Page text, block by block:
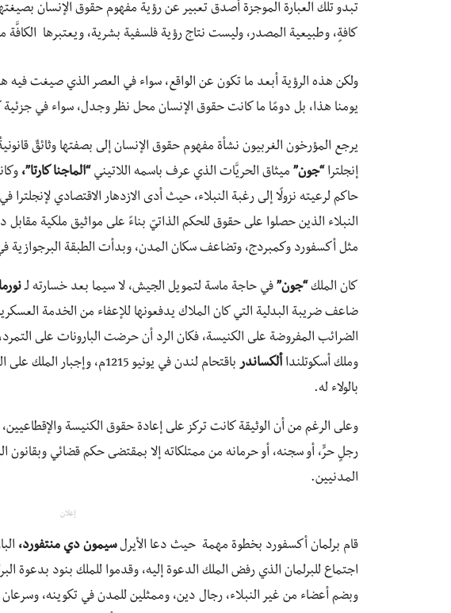
تبدو تلك العبارة الموجزة أصدق تعبير عن رؤية مفهوم حقوق الإنسان
كافةٍ، وطبيعية المصدر، وليست نتاج رؤية فلسفية بشرية، ويعتبرها الكافَّة
ولكن هذه الرؤية أبعد ما تكون عن الواقع، سواء في العصر الذي صيغت فيه
يومنا هذا، بل دومًا ما كانت حقوق الإنسان محل نظر وجدل، سواء في جزئية
إنجلترا “جون” ميثاق الحريَّات الذي عرف باسمه اللاتيني “الماجنا كارتا”،
حاكم لرعيته نزولًا إلى رغبة النبلاء، حيث أدى الازدهار الاقتصادي لإنجلترا
النبلاء الذين حصلوا على حقوق للحكم الذاتيّ بناءً على مواثيق ملكية
مثل أكسفورد وكمبردج، وتضاعف سكان المدن، وبدأت الطبقة البرجوازية
كان الملك “جون” في حاجة ماسة لتمويل الجيش، لا سيما بعد خسارته لـ
ضاعف ضريبة البدلية التي كان الملاك يدفعونها للإعفاء من الخدمة
الضرائب المفروضة على الكنيسة، فكان الرد أن حرضت البارونات على
وملك أسكوتلندا ألكساندر
باقتحام لندن في يونيو 1215م،
بالولاء له.
وعلى الرغم من أن الوثيقة كانت تركز على إعادة حقوق الكنيسة
رجلٍ حرٍّ، أو سجنه، أو حرمانه من ممتلكاته إلا بمقتضى حكم قضائي وبقانون
المدنيين.
إعلان
قام برلمان أكسفورد بخطوة مهمة حيث دعا الأيرلسيمون دي منتفورد،
اجتماع للبرلمان الذي رفض الملك الدعوة إليه، وقدموا للملك بنود بدعوة
وبضم أعضاء من غير النبلاء، رجال دين، وممثلين للمدن في تكوينه، وسرعان